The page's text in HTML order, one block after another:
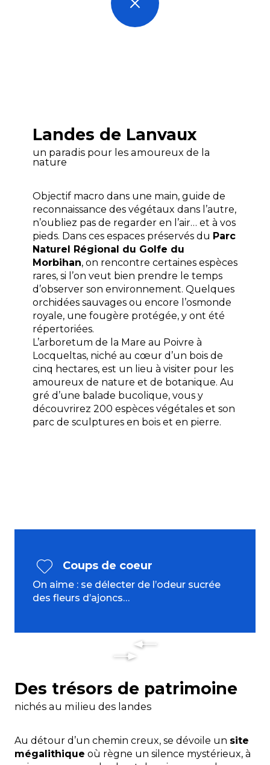
Landes de Lanvaux
un paradis pour les amoureux de la
nature
Objectif macro dans une main, guide de
reconnaissance des végétaux dans l’autre,
n’oubliez pas de regarder en l’air… et à vos
pieds. Dans ces espaces préservés du Parc
Naturel Régional du Golfe du
Morbihan, on rencontre certaines espèces
rares, si l’on veut bien prendre le temps
d’observer son environnement. Quelques
orchidées sauvages ou encore l’osmonde
royale, une fougère protégée, y ont été
répertoriées.
L’arboretum de la Mare au Poivre à
Locqueltas, niché au cœur d’un bois de
cinq hectares, est un lieu à visiter pour les
amoureux de nature et de botanique. Au
gré d’une balade bucolique, vous y
découvrirez 200 espèces végétales et son
parc de sculptures en bois et en pierre.
Coups de coeur
On aime : se délecter de l’odeur sucrée
des fleurs d’ajoncs…
Des trésors de patrimoine
nichés au milieu des landes
Au détour d’un chemin creux, se dévoile un site
mégalithique où règne un silence mystérieux, à